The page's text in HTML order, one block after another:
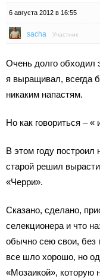
6 августа 2012 в 16:55
sacha Участник
Очень долго обходил
я выращивал, всегда
никаким напастям.
Но как говориться – «
В этом году построил
старой решил
«Черри».
Сказано, сделано,
селекционера и что
обычно сею свои, без
все шло хорошо, но
«Мозаикой», которую